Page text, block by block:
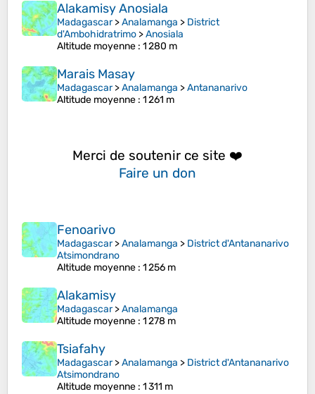
Alakamisy Anosiala
Madagascar>Analamanga > District
d'Ambohidratrimo >Anosiala
Altitude moyenne : 1 280 m
Marais Masay
Madagascar>Analamanga >Antananarivo
Altitude moyenne : 1 261 m
Merci de soutenir ce site ❤️
Faire un don
Fenoarivo
Madagascar>Analamanga > District d'Antananarivo
Atsimondrano
Altitude moyenne : 1 256 m
Alakamisy
Madagascar>Analamanga
Altitude moyenne : 1 278 m
Tsiafahy
Madagascar>Analamanga > District d'Antananarivo
Atsimondrano
Altitude moyenne : 1 311 m